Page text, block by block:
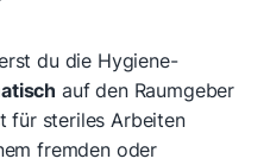
du die Hygiene-
auf den Raumgeber
für steriles Arbeiten
fremden oder